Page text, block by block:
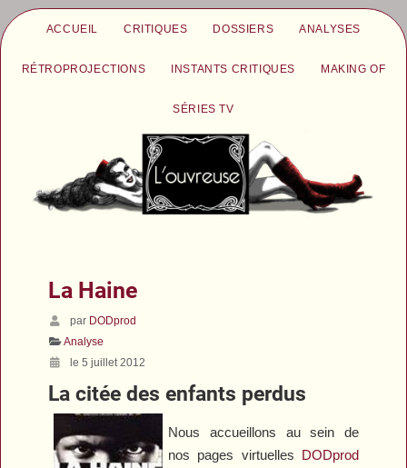
ACCUEIL CRITIQUES DOSSIERS ANALYSES
RÉTROPROJECTIONS INSTANTS CRITIQUES MAKING OF
SÉRIES TV
La Haine
par DODprod
Analyse
le 5 juillet 2012
La citée des enfants perdus
Nous accueillons au sein de
nos pages virtuelles DODprod